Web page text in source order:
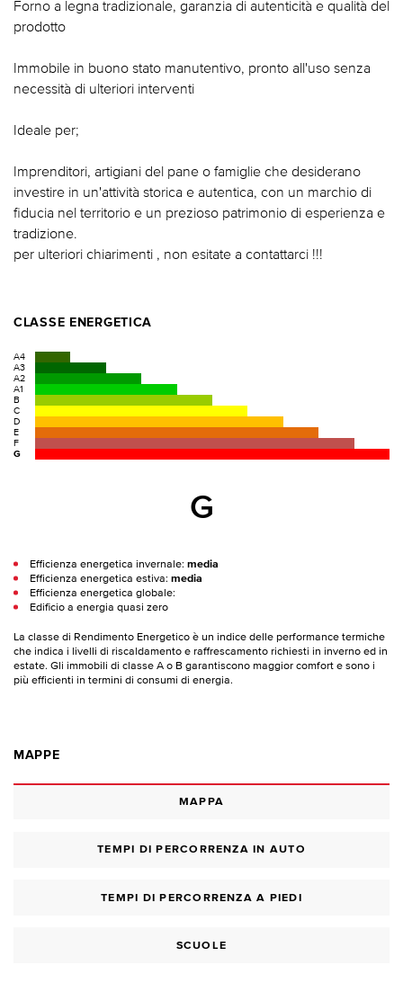
Forno a legna tradizionale, garanzia di autenticità e qualità del
prodotto
Immobile in buono stato manutentivo, pronto all'uso senza
necessità di ulteriori interventi
Ideale per;
Imprenditori, artigiani del pane o famiglie che desiderano
investire in un'attività storica e autentica, con un marchio di
fiducia nel territorio e un prezioso patrimonio di esperienza e
tradizione.
per ulteriori chiarimenti , non esitate a contattarci !!!
CLASSE ENERGETICA
A4
A3
A2
A1
B
C
D
E
F
G
G
Efficienza energetica invernale: media
Efficienza energetica estiva: media
Efficienza energetica globale:
Edificio a energia quasi zero
La classe di Rendimento Energetico è un indice delle performance termiche
che indica i livelli di riscaldamento e raffrescamento richiesti in inverno ed in
estate. Gli immobili di classe A o B garantiscono maggior comfort e sono i
più efficienti in termini di consumi di energia.
MAPPE
MAPPA
TEMPI DI PERCORRENZA IN AUTO
TEMPI DI PERCORRENZA A PIEDI
SCUOLE